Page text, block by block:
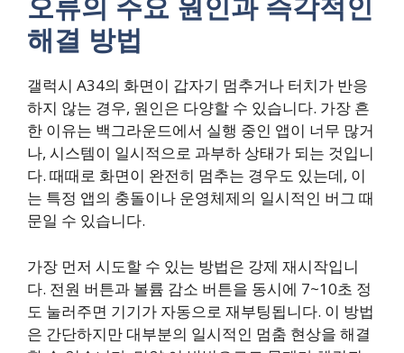
해결 방법
갤럭시 A34의 화면이 갑자기 멈추거나 터치가 반응
하지 않는 경우, 원인은 다양할 수 있습니다. 가장 흔
한 이유는 백그라운드에서 실행 중인 앱이 너무 많거
나, 시스템이 일시적으로 과부하 상태가 되는 것입니
다. 때때로 화면이 완전히 멈추는 경우도 있는데, 이
는 특정 앱의 충돌이나 운영체제의 일시적인 버그 때
문일 수 있습니다.
가장 먼저 시도할 수 있는 방법은 강제 재시작입니
다. 전원 버튼과 볼륨 감소 버튼을 동시에 7~10초 정
도 눌러주면 기기가 자동으로 재부팅됩니다. 이 방법
은 간단하지만 대부분의 일시적인 멈춤 현상을 해결